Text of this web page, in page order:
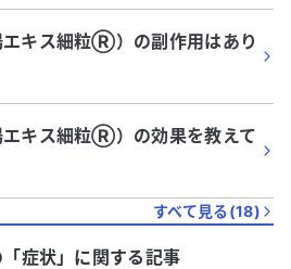
エキス細粒Ⓡ️）の副作用はあり
エキス細粒Ⓡ️）の効果を教えて
すべて見る(18)
「症状」に関する記事